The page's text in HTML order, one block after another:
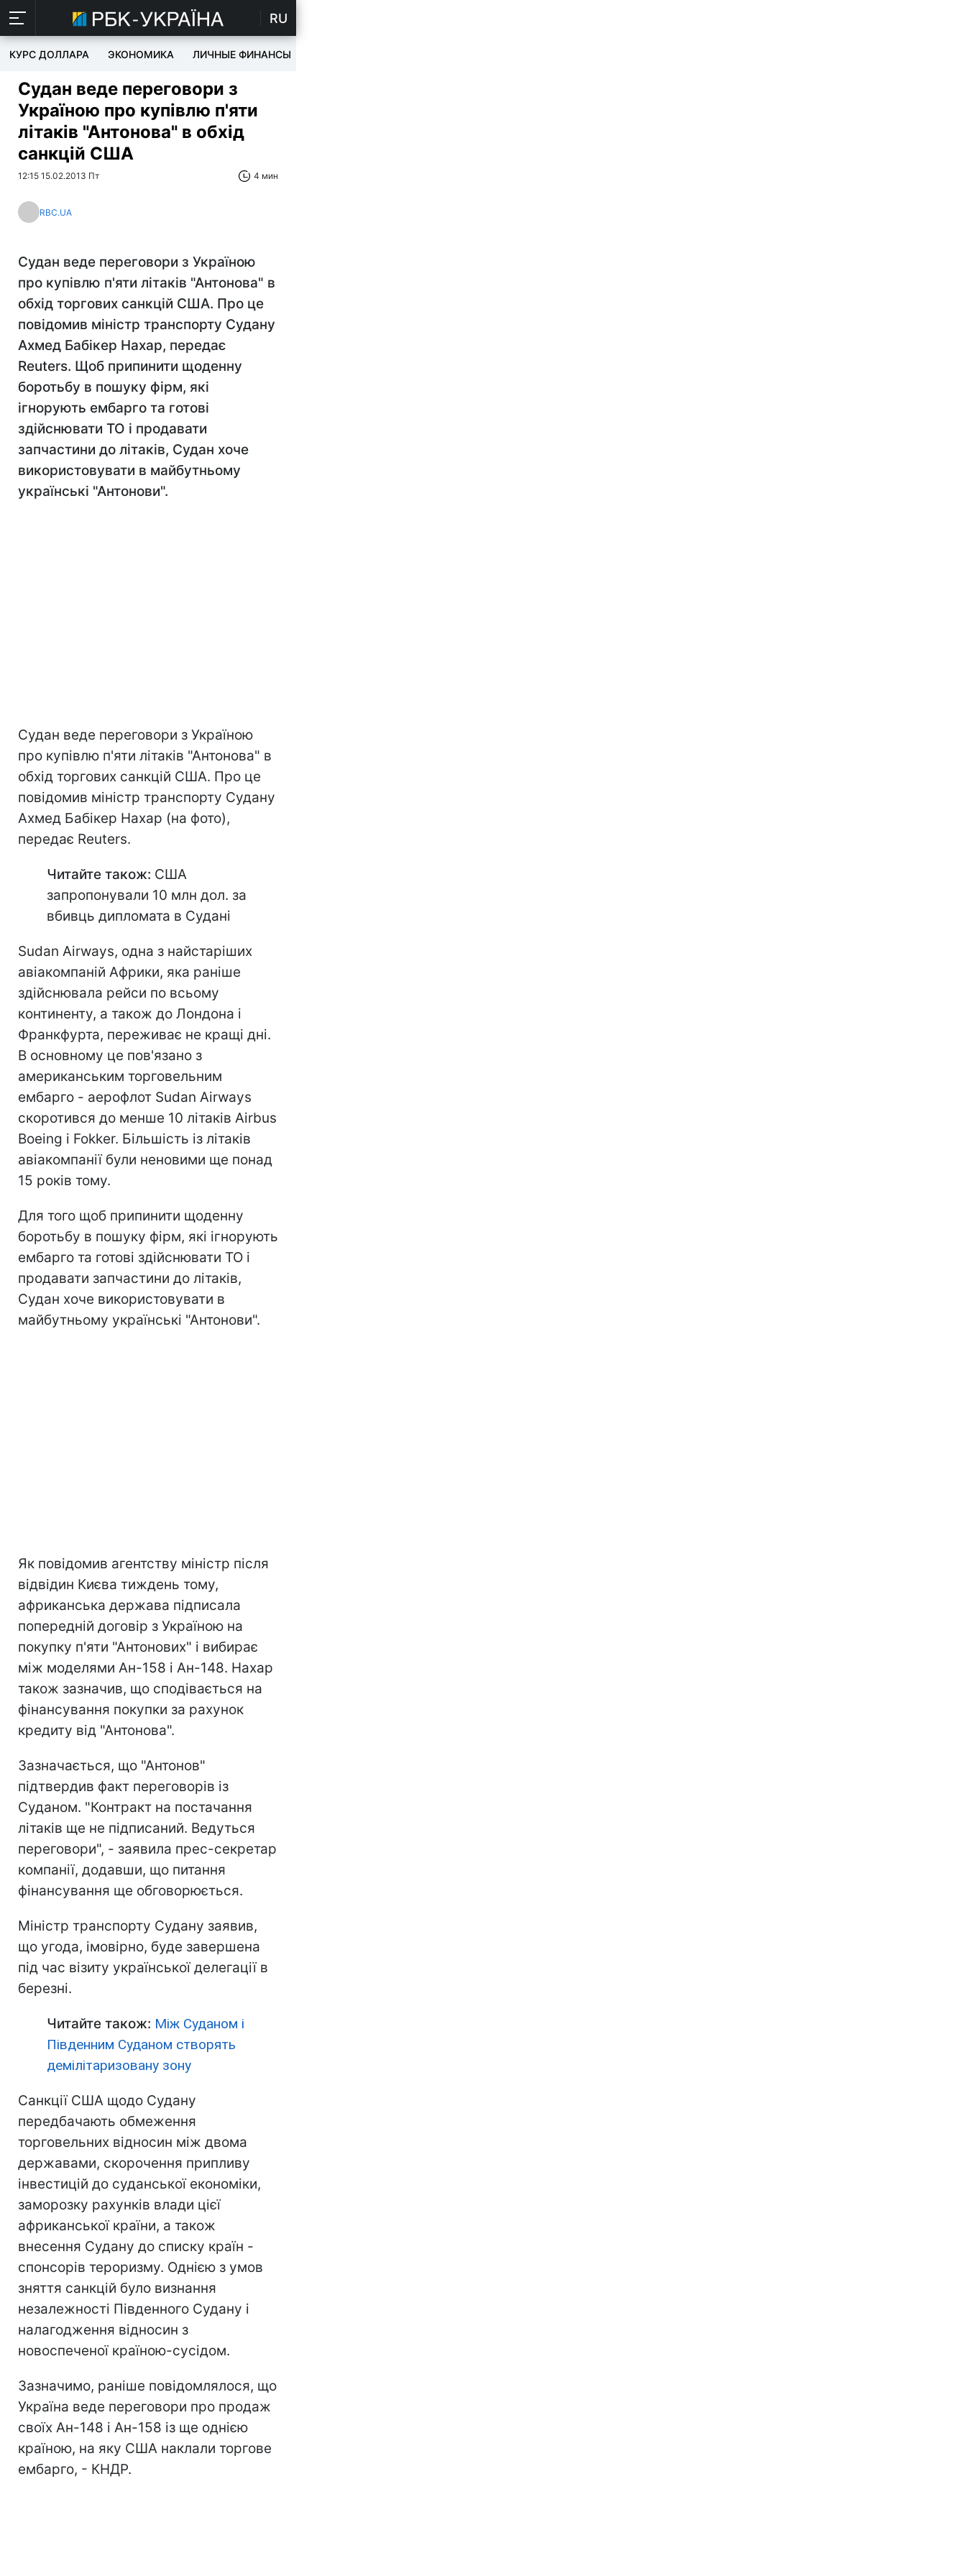
RU
КУРС ДОЛЛАРА ЭКОНОМИКА ЛИЧНЫЕ ФИНАНСЫ
Судан веде переговори з
Україною про купівлю п'яти
літаків "Антонова" в обхід
санкцій США
12:15 15.02.2013 Пт 4 мин
RBC.UA
Судан веде переговори з Україною
про купівлю п'яти літаків "Антонова" в
обхід торгових санкцій США. Про це
повідомив міністр транспорту Судану
Ахмед Бабікер Нахар, передає
Reuters. Щоб припинити щоденну
боротьбу в пошуку фірм, які
ігнорують ембарго та готові
здійснювати ТО і продавати
запчастини до літаків, Судан хоче
використовувати в майбутньому
українські "Антонови".
Судан веде переговори з Україною
про купівлю п'яти літаків "Антонова" в
обхід торгових санкцій США. Про це
повідомив міністр транспорту Судану
Ахмед Бабікер Нахар (на фото),
передає Reuters.
Читайте також: США
запропонували 10 млн дол. за
вбивць дипломата в Судані
Sudan Airways, одна з найстаріших
авіакомпаній Африки, яка раніше
здійснювала рейси по всьому
континенту, а також до Лондона і
Франкфурта, переживає не кращі дні.
В основному це пов'язано з
американським торговельним
ембарго - аерофлот Sudan Airways
скоротився до менше 10 літаків Airbus
Boeing і Fokker. Більшість із літаків
авіакомпанії були неновими ще понад
15 років тому.
Для того щоб припинити щоденну
боротьбу в пошуку фірм, які ігнорують
ембарго та готові здійснювати ТО і
продавати запчастини до літаків,
Судан хоче використовувати в
майбутньому українські "Антонови".
Як повідомив агентству міністр після
відвідин Києва тиждень тому,
африканська держава підписала
попередній договір з Україною на
покупку п'яти "Антонових" і вибирає
між моделями Ан-158 і Ан-148. Нахар
також зазначив, що сподівається на
фінансування покупки за рахунок
кредиту від "Антонова".
Зазначається, що "Антонов"
підтвердив факт переговорів із
Суданом. "Контракт на постачання
літаків ще не підписаний. Ведуться
переговори", - заявила прес-секретар
компанії, додавши, що питання
фінансування ще обговорюється.
Міністр транспорту Судану заявив,
що угода, імовірно, буде завершена
під час візиту української делегації в
березні.
Читайте також: Між Суданом і
Південним Суданом створять
демілітаризовану зону
Санкції США щодо Судану
передбачають обмеження
торговельних відносин між двома
державами, скорочення припливу
інвестицій до суданської економіки,
заморозку рахунків влади цієї
африканської країни, а також
внесення Судану до списку країн -
спонсорів тероризму. Однією з умов
зняття санкцій було визнання
незалежності Південного Судану і
налагодження відносин з
новоспеченої країною-сусідом.
Зазначимо, раніше повідомлялося, що
Україна веде переговори про продаж
своїх Ан-148 і Ан-158 із ще однією
країною, на яку США наклали торгове
ембарго, - КНДР.